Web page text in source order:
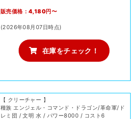
販売価格：4,180円〜
(2026年08月07日時点)
在庫をチェック！
【 クリーチャー 】
種族 エンジェル・コマンド・ドラゴン/革命軍/ド
レミ団 / 文明 水 / パワー8000 / コスト6